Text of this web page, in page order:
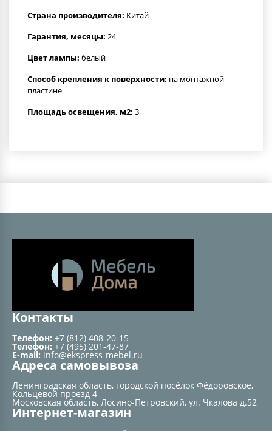
Страна производителя: Китай
Гарантия, месяцы: 24
Цвет лампы: белый
Способ крепления к поверхности: на монтажной
пластине
Площадь освещения, м2: 3
Контакты
Телефон: +7 (812) 408-20-15
Телефон: +7 (495) 201-47-87
E-mail: info@ekspress-mebel.ru
Адреса самовывоза
Ленинградская область, городской посёлок Фёдоровское,
Кольцевой проезд 4
Московская область, Лосино-Петровский, ул. Чкалова д.52
Интернет-магазин